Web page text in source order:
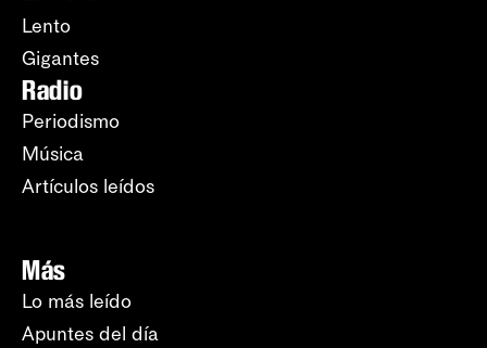
Lento
Gigantes
Radio
Periodismo
Música
Artículos leídos
Más
Lo más leído
Apuntes del día